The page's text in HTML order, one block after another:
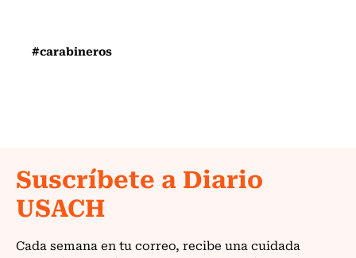
#carabineros